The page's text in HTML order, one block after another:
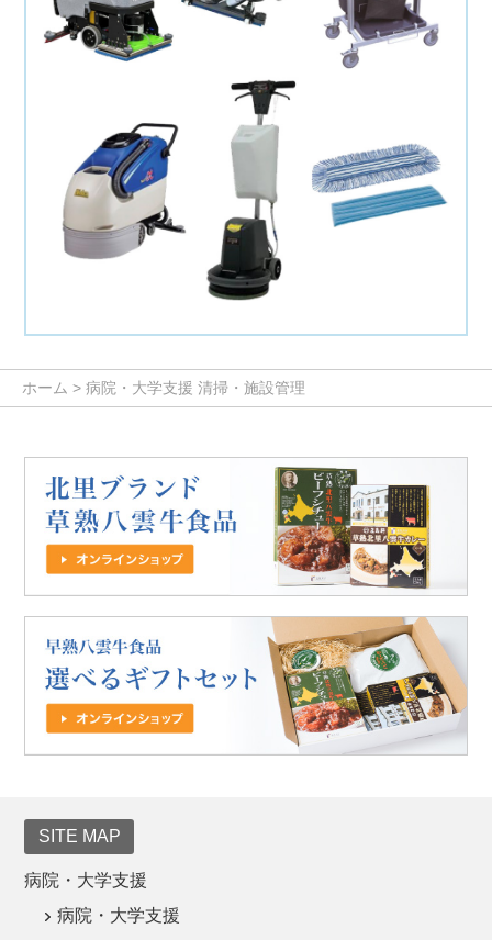
ホーム > 病院・大学支援 清掃・施設管理
SITE MAP
病院・大学支援
病院・大学支援